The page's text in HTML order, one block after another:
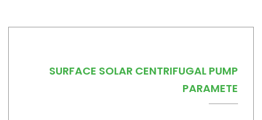
SURFACE SOLAR CENTRIFUGAL PUMP
PARAMETE